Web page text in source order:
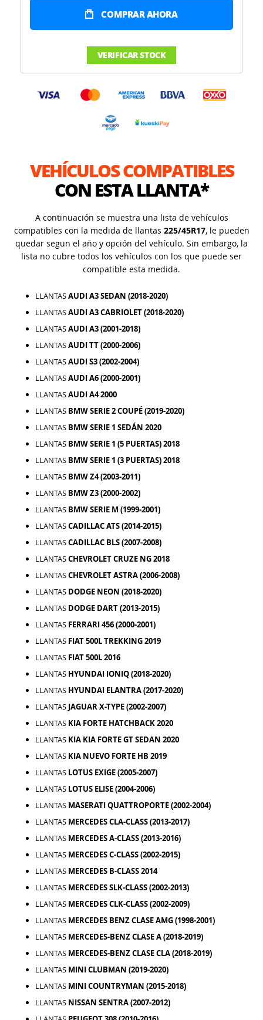
COMPRAR AHORA
VERIFICAR STOCK
VEHÍCULOS COMPATIBLES
CON ESTA LLANTA*
A continuación se muestra una lista de vehículos
compatibles con la medida de llantas 225/45R17, le pueden
quedar segun el año y opción del vehículo. Sin embargo, la
lista no cubre todos los vehículos con los que puede ser
compatible esta medida.
LLANTASAUDI A3 SEDAN (2018-2020)
LLANTASAUDI A3 CABRIOLET (2018-2020)
LLANTASAUDI A3 (2001-2018)
LLANTASAUDI TT (2000-2006)
LLANTASAUDI S3 (2002-2004)
LLANTASAUDI A6 (2000-2001)
LLANTASAUDI A4 2000
LLANTAS BMW SERIE 2 COUPÉ (2019-2020)
LLANTAS BMW SERIE 1 SEDÁN 2020
LLANTAS BMW SERIE 1 (5 PUERTAS) 2018
LLANTAS BMW SERIE 1 (3 PUERTAS) 2018
LLANTAS BMW Z4 (2003-2011)
LLANTAS BMW Z3 (2000-2002)
LLANTAS BMW SERIE M (1999-2001)
LLANTASCADILLAC ATS (2014-2015)
LLANTASCADILLAC BLS (2007-2008)
LLANTASCHEVROLET CRUZE NG 2018
LLANTASCHEVROLET ASTRA (2006-2008)
LLANTAS DODGE NEON (2018-2020)
LLANTAS DODGE DART (2013-2015)
LLANTAS FERRARI 456 (2000-2001)
LLANTAS FIAT 500L TREKKING 2019
LLANTAS FIAT 500L 2016
LLANTAS HYUNDAI IONIQ (2018-2020)
LLANTAS HYUNDAI ELANTRA (2017-2020)
LLANTAS JAGUAR X-TYPE (2002-2007)
LLANTAS KIA FORTE HATCHBACK 2020
LLANTAS KIA KIA FORTE GT SEDAN 2020
LLANTAS KIA NUEVO FORTE HB 2019
LLANTAS LOTUS EXIGE (2005-2007)
LLANTAS LOTUS ELISE (2004-2006)
LLANTAS MASERATI QUATTROPORTE (2002-2004)
LLANTAS MERCEDES CLA-CLASS (2013-2017)
LLANTAS MERCEDES A-CLASS (2013-2016)
LLANTAS MERCEDES C-CLASS (2002-2015)
LLANTAS MERCEDES B-CLASS 2014
LLANTAS MERCEDES SLK-CLASS (2002-2013)
LLANTAS MERCEDES CLK-CLASS (2002-2009)
LLANTAS MERCEDES BENZ CLASE AMG (1998-2001)
LLANTAS MERCEDES-BENZ CLASE A (2018-2019)
LLANTAS MERCEDES-BENZ CLASE CLA (2018-2019)
LLANTAS MINI CLUBMAN (2019-2020)
LLANTAS MINI COUNTRYMAN (2015-2018)
LLANTAS NISSAN SENTRA (2007-2012)